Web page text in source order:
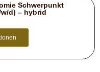
Schwerpunkt
d) – hybrid